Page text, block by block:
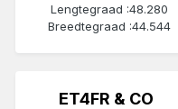
Lengtegraad :48.280
Breedtegraad :44.544
ET4FR & CO